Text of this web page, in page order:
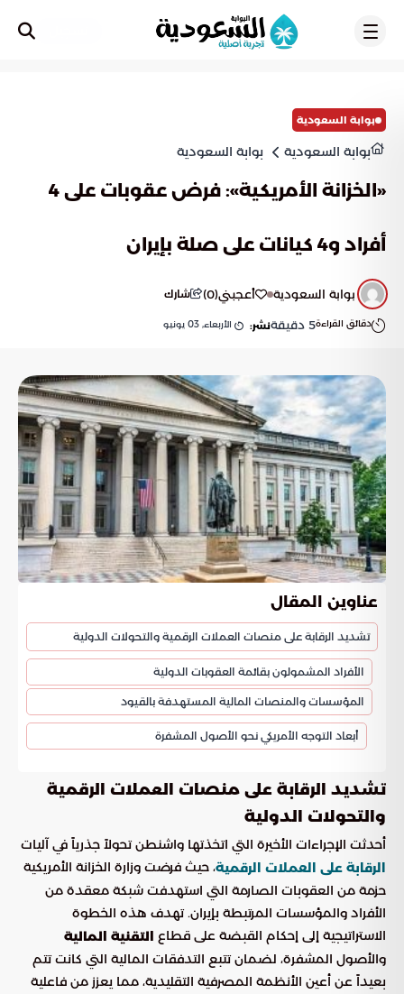
بوابة السعودية
بوابة السعودية بوابة السعودية
«الخزانة الأمريكية»: فرض عقوبات على 4
أفراد و4 كيانات على صلة بإيران
بوابة السعودية أعجبني(
0
) شارك
دقائق القراءة5 دقيقةنشر: الأربعاء, 03 يونيو
عناوين المقال
تشديد الرقابة على منصات العملات الرقمية والتحولات الدولية
الأفراد المشمولون بقائمة العقوبات الدولية
المؤسسات والمنصات المالية المستهدفة بالقيود
أبعاد التوجه الأمريكي نحو الأصول المشفرة
تشديد الرقابة على منصات العملات الرقمية
والتحولات الدولية
أحدثت الإجراءات الأخيرة التي اتخذتها واشنطن تحولاً جذرياً في آليات
الرقابة على العملات الرقمية، حيث فرضت وزارة الخزانة الأمريكية
حزمة من العقوبات الصارمة التي استهدفت شبكة معقدة من
الأفراد والمؤسسات المرتبطة بإيران. تهدف هذه الخطوة
الاستراتيجية إلى إحكام القبضة على قطاع التقنية المالية
والأصول المشفرة، لضمان تتبع التدفقات المالية التي كانت تتم
بعيداً عن أعين الأنظمة المصرفية التقليدية، مما يعزز من فاعلية